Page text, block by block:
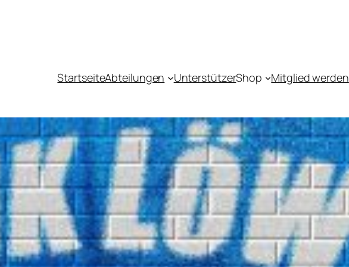
StartseiteAbteilungen UnterstützerShop Mitglied werden